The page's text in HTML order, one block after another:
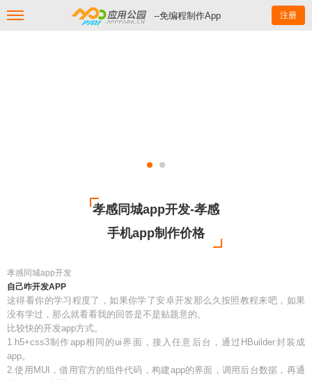
--免编程制作App 注册
孝感同城app开发-孝感
手机app制作价格
孝感同城app开发
自己咋开发APP
这得看你的学习程度了，如果你学了安卓开发那么久按照教程来吧，如果
没有学过，那么就看看我的回答是不是贴题意的。
比较快的开发app方式。
1.h5+css3制作app相同的ui界面，接入任意后台，通过HBuilder封装成
app。
2.使用MUI，借用官方的组件代码，构建app的界面，调用后台数据，再通